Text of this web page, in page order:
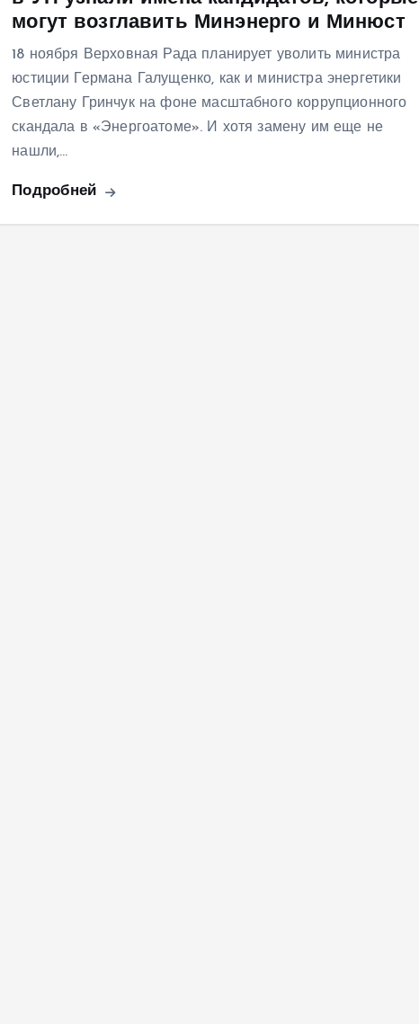
могут возглавить Минэнерго и Минюст
18 ноября Верховная Рада планирует уволить министра
юстиции Германа Галущенко, как и министра энергетики
Светлану Гринчук на фоне масштабного коррупционного
скандала в «Энергоатоме». И хотя замену им еще не
нашли,…
Подробней